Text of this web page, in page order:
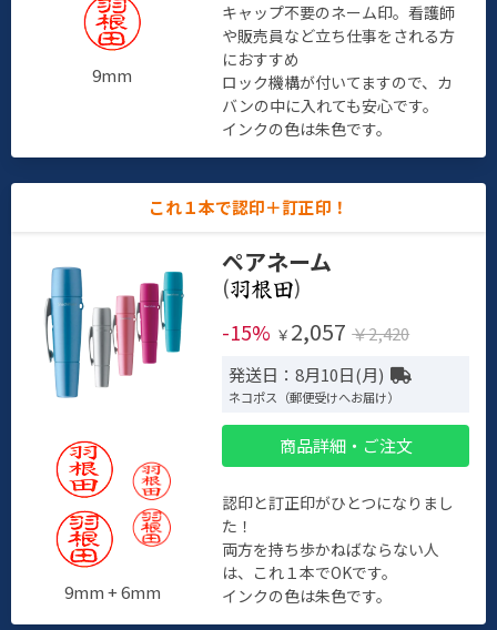
9mm
キャップ不要のネーム印。看護師
や販売員など立ち仕事をされる方
におすすめ
ロック機構が付いてますので、カ
バンの中に入れても安心です。
インクの色は朱色です。
これ１本で認印＋訂正印！
9mm + 6mm
ペアネーム
(
)
-15% ￥ 2,057 ￥2,420
発送日：8月10日(月)
ネコポス（郵便受けへお届け）
商品詳細・ご注文
認印と訂正印がひとつになりまし
た！
両方を持ち歩かねばならない人
は、これ１本でOKです。
インクの色は朱色です。